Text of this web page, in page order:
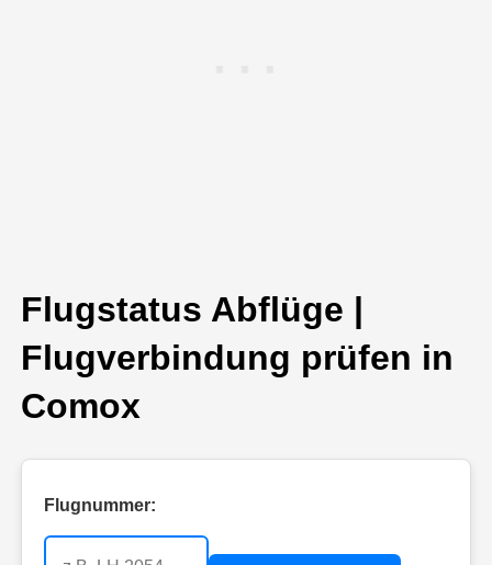
Flugstatus Abflüge |
Flugverbindung prüfen in
Comox
Flugnummer: